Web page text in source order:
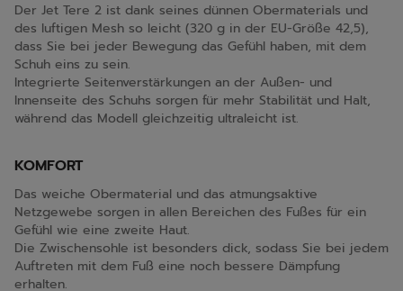
Der Jet Tere 2 ist dank seines dünnen Obermaterials und
des luftigen Mesh so leicht (320 g in der EU-Größe 42,5),
dass Sie bei jeder Bewegung das Gefühl haben, mit dem
Schuh eins zu sein.
Integrierte Seitenverstärkungen an der Außen- und
Innenseite des Schuhs sorgen für mehr Stabilität und Halt,
während das Modell gleichzeitig ultraleicht ist.
KOMFORT
Das weiche Obermaterial und das atmungsaktive
Netzgewebe sorgen in allen Bereichen des Fußes für ein
Gefühl wie eine zweite Haut.
Die Zwischensohle ist besonders dick, sodass Sie bei jedem
Auftreten mit dem Fuß eine noch bessere Dämpfung
erhalten.